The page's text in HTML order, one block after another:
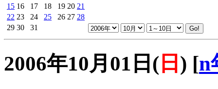
15 16 17 18 19 20 21
22 23 24 25 26 27 28
29 30 31
2006年10月01日( 日 ) [n